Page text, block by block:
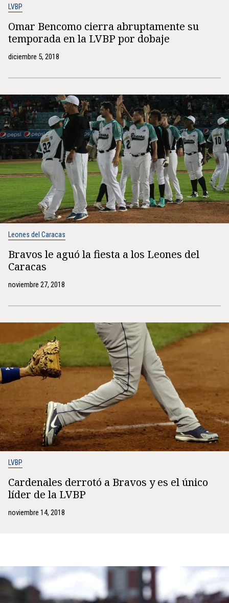
LVBP
Omar Bencomo cierra abruptamente su
temporada en la LVBP por dobaje
diciembre 5, 2018
Leones del Caracas
Bravos le aguó la fiesta a los Leones del
Caracas
noviembre 27, 2018
LVBP
Cardenales derrotó a Bravos y es el único
líder de la LVBP
noviembre 14, 2018